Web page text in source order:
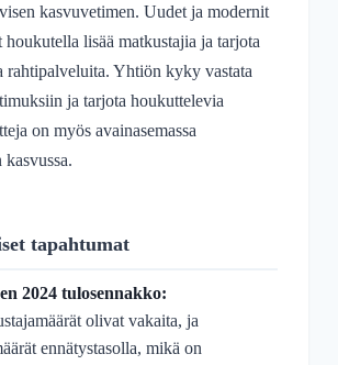
kasvuvetimen. Uudet ja modernit
houkutella lisää matkustajia ja tarjota
rahtipalveluita. Yhtiön kyky vastata
ja tarjota houkuttelevia
on myös avainasemassa
tapahtumat
2024 tulosennakko:
olivat vakaita, ja
ennätystasolla, mikä on